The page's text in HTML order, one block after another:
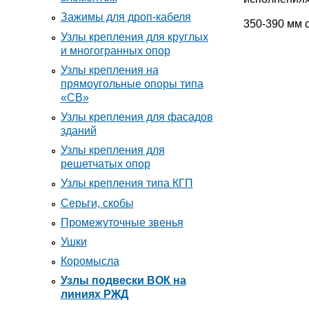
Зажимы для дроп-кабеля
Узлы крепления для круглых
и многогранных опор
Узлы крепления на
прямоугольные опоры типа
«СВ»
Узлы крепления для фасадов
зданий
Узлы крепления для
решетчатых опор
Узлы крепления типа КГП
Серьги, скобы
Промежуточные звенья
Ушки
Коромысла
Узлы подвески ВОК на
линиях РЖД
350-390 мм